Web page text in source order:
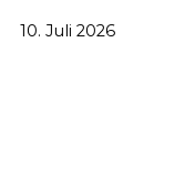
10. Juli 2026